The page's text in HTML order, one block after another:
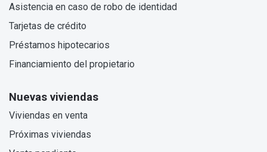
Asistencia en caso de robo de identidad
Tarjetas de crédito
Préstamos hipotecarios
Financiamiento del propietario
Nuevas viviendas
Viviendas en venta
Próximas viviendas